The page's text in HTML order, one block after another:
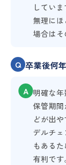
していま
無理に
場合はそ
Q 卒業後何
A 明確な年
保管期
どが出
デルチ
もある
有利です